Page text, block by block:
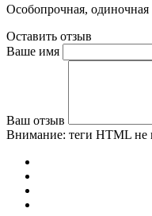
Особопрочная,
Оставить отзыв
Ваше имя
Ваш отзыв
Внимание: теги HTML не